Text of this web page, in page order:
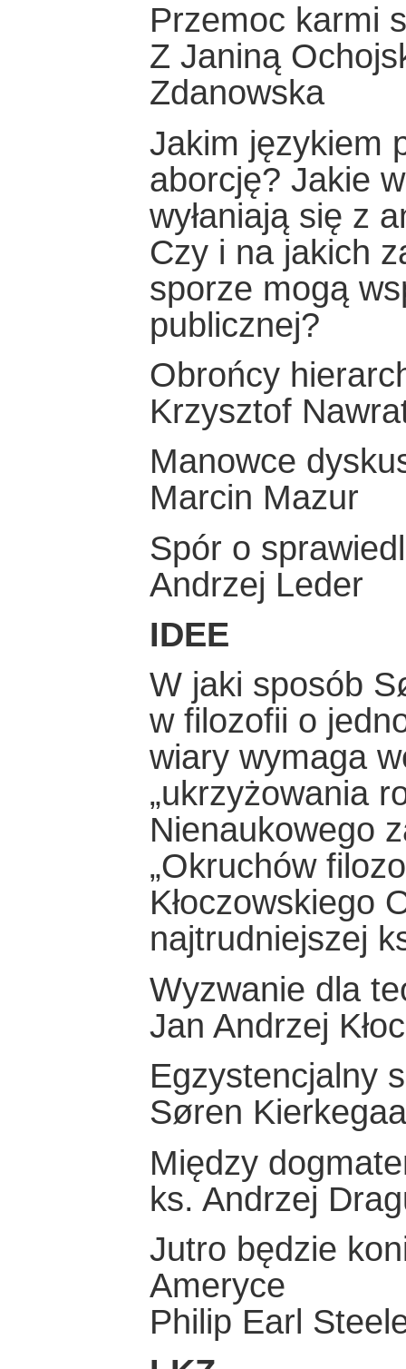
Przemoc karmi
Z Janiną
Zdanowska
Jakim językiem
aborcję? Jakie
wyłaniają się z
Czy i na jakich
sporze mogą
publicznej?
Obrońcy
Krzysztof
Manowce
Marcin Mazur
Spór o
Andrzej Leder
IDEE
W jaki sposób
w filozofii o
wiary wymaga
„ukrzyżowania
Nienaukowego
„Okruchów
Kłoczowskiego
najtrudniejszej
Wyzwanie dla
Jan Andrzej
Egzystencjalny
Søren
Między
ks. Andrzej
Jutro będzie
Ameryce
Philip Earl